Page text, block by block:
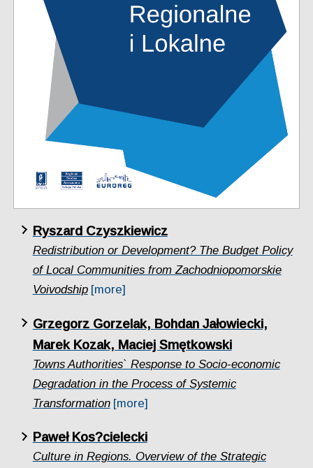
Ryszard Czyszkiewicz
Redistribution or Development? The Budget Policy
of Local Communities from Zachodniopomorskie
Voivodship [more]
Grzegorz Gorzelak, Bohdan Jałowiecki,
Marek Kozak, Maciej Smętkowski
Towns Authorities` Response to Socio-economic
Degradation in the Process of Systemic
Transformation [more]
Paweł Kos?cielecki
Culture in Regions. Overview of the Strategic